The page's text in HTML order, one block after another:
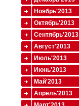
Ноябрь'2013
Октябрь'2013
Сентябрь'2013
Август'2013
Июль'2013
Июнь'2013
Май'2013
Апрель'2013